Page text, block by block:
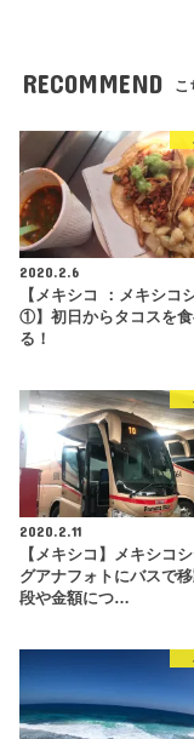
RECOMMEND こ
2020.2.6
【メキシコ ：メキシコ
①】初日からタコスを食
る！
2020.2.11
【メキシコ】メキシコ
グアナフォトにバスで
段や金額につ…